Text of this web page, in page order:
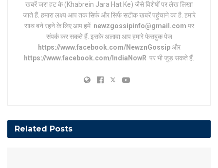
खबरें जरा हट के (Khabrein Jara Hat Ke) जैसे विशेषों पर लेख लिखा
जाते हैं. हमारा लक्ष्य आप तक सिर्फ और सिर्फ सटीक खबरें पहुंचाने का है. हमारे
साथ बने रहने के लिए आप हमें newzgossipinfo@gmail.com पर
संपर्क कर सकते हैं. इसके अलावा आप हमारे फेसबुक पेज
https://www.facebook.com/NewznGossipऔर
https://www.facebook.com/IndiaNowR पर भी जुड़ सकते हैं.
Related Posts